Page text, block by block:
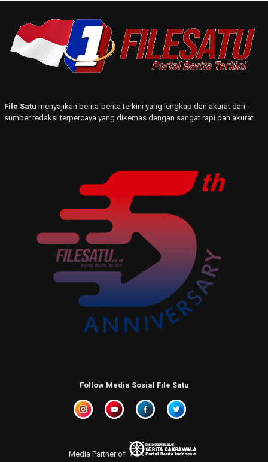
File Satu menyajikan berita-berita terkini yang lengkap dan akurat dari
sumber redaksi terpercaya yang dikemas dengan sangat rapi dan akurat.
Follow Media Sosial File Satu
Media Partner of